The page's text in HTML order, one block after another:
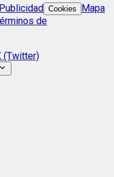
Publicidad Cookies
Mapa
de
(Twitter)